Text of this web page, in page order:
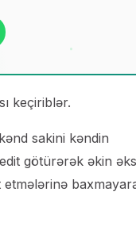
keçiriblər.
sakini kəndin
götürərək əkin